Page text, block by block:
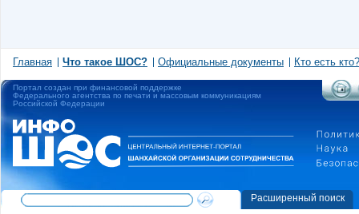
Главная Что такое ШОС? Официальные документы Кто есть кто?
Портал создан при финансовой поддержке
Федерального агентства по печати и массовым коммуникациям
Российской Федерации
Расширенный поиск